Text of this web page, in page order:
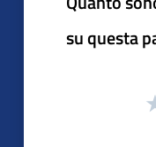
su questa